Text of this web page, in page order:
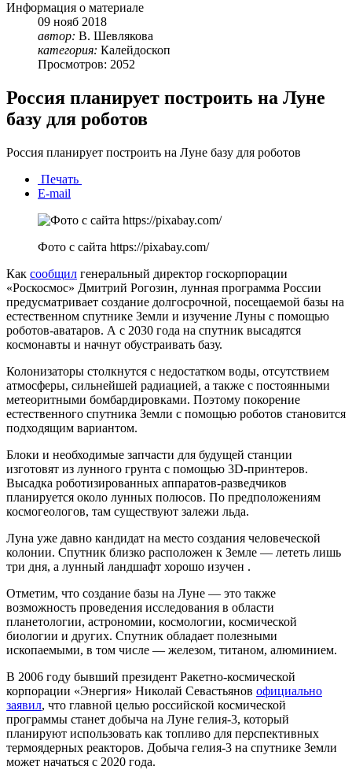
Информация о материале
09 нояб 2018
автор: В. Шевлякова
категория: Калейдоскоп
Просмотров: 2052
Россия планирует построить на Луне
базу для роботов
Россия планирует построить на Луне базу для роботов
Печать
E-mail
Фото с сайта https://pixabay.com/
Как сообщил генеральный директор госкорпорации
«Роскосмос» Дмитрий Рогозин, лунная программа России
предусматривает создание долгосрочной, посещаемой базы на
естественном спутнике Земли и изучение Луны с помощью
роботов-аватаров. А с 2030 года на спутник высадятся
космонавты и начнут обустраивать базу.
Колонизаторы столкнутся с недостатком воды, отсутствием
атмосферы, сильнейшей радиацией, а также с постоянными
метеоритными бомбардировками. Поэтому покорение
естественного спутника Земли с помощью роботов становится
подходящим вариантом.
Блоки и необходимые запчасти для будущей станции
изготовят из лунного грунта с помощью 3D-принтеров.
Высадка роботизированных аппаратов-разведчиков
планируется около лунных полюсов. По предположениям
космогеологов, там существуют залежи льда.
Луна уже давно кандидат на место создания человеческой
колонии. Спутник близко расположен к Земле — лететь лишь
три дня, а лунный ландшафт хорошо изучен .
Отметим, что создание базы на Луне — это также
возможность проведения исследования в области
планетологии, астрономии, космологии, космической
биологии и других. Спутник обладает полезными
ископаемыми, в том числе — железом, титаном, алюминием.
В 2006 году бывший президент Ракетно-космической
корпорации «Энергия» Николай Севастьянов официально
заявил, что главной целью российской космической
программы станет добыча на Луне гелия-3, который
планируют использовать как топливо для перспективных
термоядерных реакторов. Добыча гелия-3 на спутнике Земли
может начаться с 2020 года.